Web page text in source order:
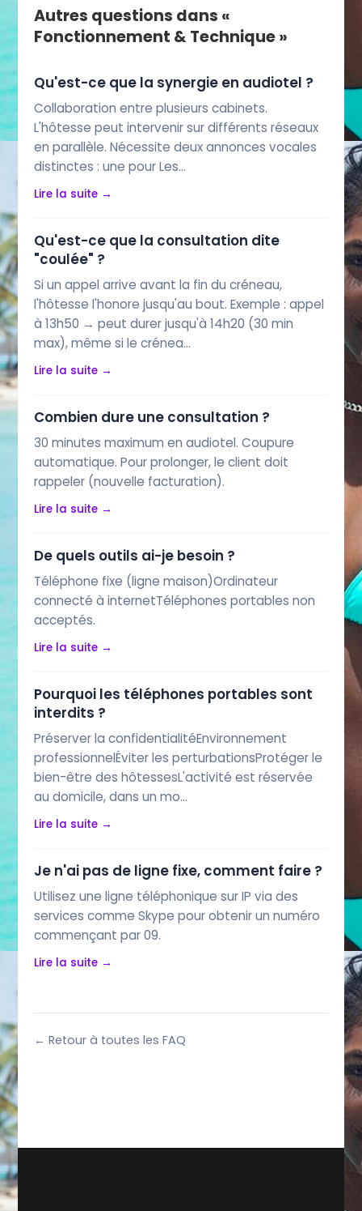
Autres questions dans «
Fonctionnement & Technique »
Qu'est-ce que la synergie en audiotel ?
Collaboration entre plusieurs cabinets.
L'hôtesse peut intervenir sur différents réseaux
en parallèle. Nécessite deux annonces vocales
distinctes : une pour Les…
Lire la suite →
Qu'est-ce que la consultation dite
"coulée" ?
Si un appel arrive avant la fin du créneau,
l'hôtesse l'honore jusqu'au bout. Exemple : appel
à 13h50 → peut durer jusqu'à 14h20 (30 min
max), même si le crénea…
Lire la suite →
Combien dure une consultation ?
30 minutes maximum en audiotel. Coupure
automatique. Pour prolonger, le client doit
rappeler (nouvelle facturation).
Lire la suite →
De quels outils ai-je besoin ?
Téléphone fixe (ligne maison)Ordinateur
connecté à internetTéléphones portables non
acceptés.
Lire la suite →
Pourquoi les téléphones portables sont
interdits ?
Préserver la confidentialitéEnvironnement
professionnelÉviter les perturbationsProtéger le
bien-être des hôtessesL'activité est réservée
au domicile, dans un mo…
Lire la suite →
Je n'ai pas de ligne fixe, comment faire ?
Utilisez une ligne téléphonique sur IP via des
services comme Skype pour obtenir un numéro
commençant par 09.
Lire la suite →
← Retour à toutes les FAQ